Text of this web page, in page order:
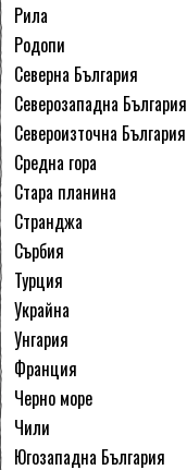
Рила
Родопи
Северна България
Северозападна България
Североизточна България
Средна гора
Стара планина
Странджа
Сърбия
Турция
Украйна
Унгария
Франция
Черно море
Чили
Югозападна България